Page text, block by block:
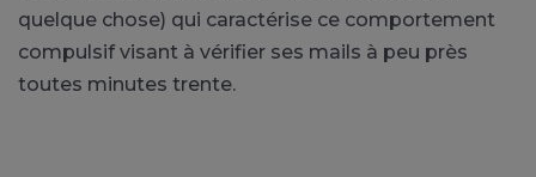
quelque chose) qui caractérise ce comportement
compulsif visant à vérifier ses mails à peu près
toutes minutes trente.